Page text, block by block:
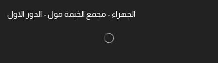
الجهراء - مجمع الخيمة مول - الدور الاول